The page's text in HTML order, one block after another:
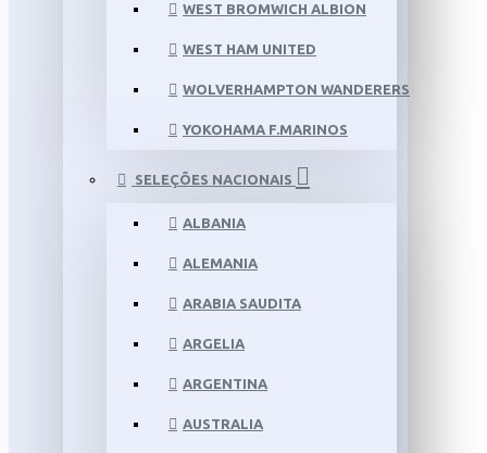
WEST BROMWICH ALBION
WEST HAM UNITED
WOLVERHAMPTON WANDERERS
YOKOHAMA F.MARINOS
SELEÇÕES NACIONAIS
ALBANIA
ALEMANIA
ARABIA SAUDITA
ARGELIA
ARGENTINA
AUSTRALIA